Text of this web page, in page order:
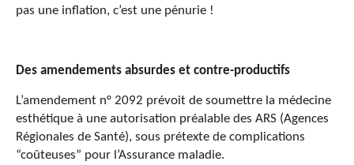
pas une inflation, c’est une pénurie !
Des amendements absurdes et contre-productifs
L’amendement n° 2092 prévoit de soumettre la médecine
esthétique à une autorisation préalable des ARS (Agences
Régionales de Santé), sous prétexte de complications
“coûteuses” pour l’Assurance maladie.